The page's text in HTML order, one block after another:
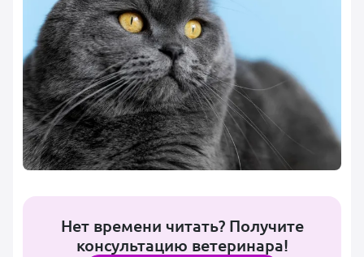
Нет времени читать? Получите
консультацию ветеринара!